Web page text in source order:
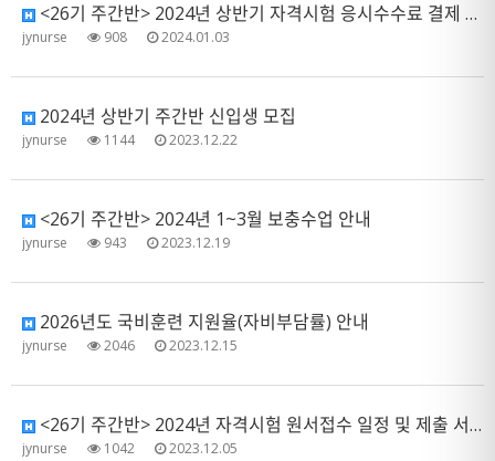
<26기 주간반> 2024년 상반기 자격시험 응시수수료 결제 안내
jynurse 908 2024.01.03
2024년 상반기 주간반 신입생 모집
jynurse 1144 2023.12.22
<26기 주간반> 2024년 1~3월 보충수업 안내
jynurse 943 2023.12.19
2026년도 국비훈련 지원율(자비부담률) 안내
jynurse 2046 2023.12.15
<26기 주간반> 2024년 자격시험 원서접수 일정 및 제출 서류 안내
jynurse 1042 2023.12.05